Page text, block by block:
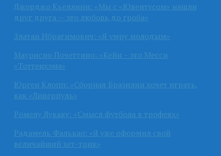
Джорджо Кьеллини: «Мы с «Ювентусом» нашли
друг друга — это любовь до гроба»
Златан Ибрагимович: «Я умру молодым»
Маурисио Почеттино: «Кейн – это Месси
«Тоттенхэма»
Юрген Клопп: «Сборная Бразилии хочет играть,
как «Ливерпуль»
Ромелу Лукаку: «Смысл футбола в трофеях»
Радамель Фалькао: «Я уже оформил свой
величайший хет-трик»